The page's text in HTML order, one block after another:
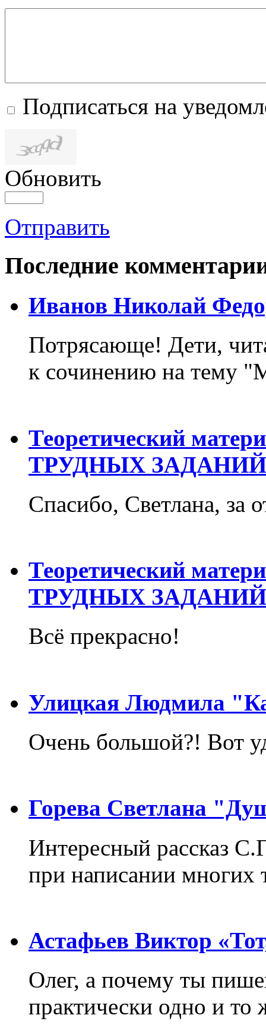
Подписаться на
Обновить
Отправить
Последние
Иванов Николай
Потрясающе! Дети,
к сочинению на тему
Теоретический
ТРУДНЫХ
Спасибо, Светлана, за
Теоретический
ТРУДНЫХ
Всё прекрасно!
Улицкая Людмила
Очень большой?! Вот
Горева Светлана
Интересный рассказ
при написании многих
Астафьев Виктор
Олег, а почему ты
практически одно и то